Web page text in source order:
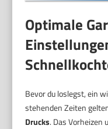
Optimale
Bevor du loslegst, ein
stehenden Zeiten
Drucks. Das